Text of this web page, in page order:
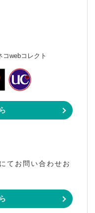
てお問い合わせお